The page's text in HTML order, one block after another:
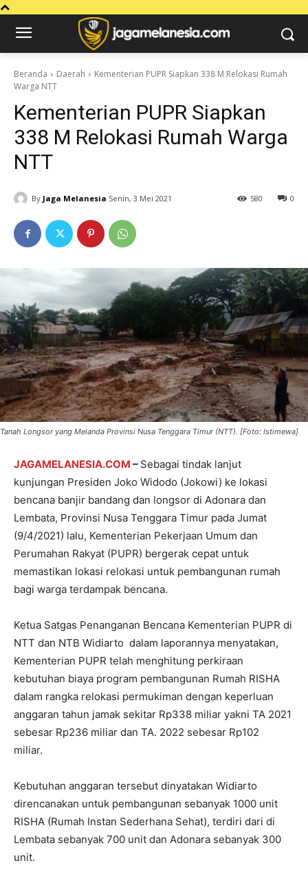
Beranda Daerah
Kementerian PUPR Siapkan 338 M Relokasi Rumah
Warga NTT
Kementerian PUPR Siapkan
338 M Relokasi Rumah Warga
NTT
By Jaga Melanesia Senin, 3 Mei 2021 0
580
Tanah Longsor yang Melanda Provinsi Nusa Tenggara Timur (NTT). [Foto: Istimewa]
JAGAMELANESIA.COM – Sebagai tindak lanjut
kunjungan Presiden Joko Widodo (Jokowi) ke lokasi
bencana banjir bandang dan longsor di Adonara dan
Lembata, Provinsi Nusa Tenggara Timur pada Jumat
(9/4/2021) lalu, Kementerian Pekerjaan Umum dan
Perumahan Rakyat (PUPR) bergerak cepat untuk
memastikan lokasi relokasi untuk pembangunan rumah
bagi warga terdampak bencana.
Ketua Satgas Penanganan Bencana Kementerian PUPR di
NTT dan NTB Widiarto dalam laporannya menyatakan,
Kementerian PUPR telah menghitung perkiraan
kebutuhan biaya program pembangunan Rumah RISHA
dalam rangka relokasi permukiman dengan keperluan
anggaran tahun jamak sekitar Rp338 miliar yakni TA 2021
sebesar Rp236 miliar dan TA. 2022 sebesar Rp102
miliar.
Kebutuhan anggaran tersebut dinyatakan Widiarto
direncanakan untuk pembangunan sebanyak 1000 unit
RISHA (Rumah Instan Sederhana Sehat), terdiri dari di
Lembata sebanyak 700 unit dan Adonara sebanyak 300
unit.